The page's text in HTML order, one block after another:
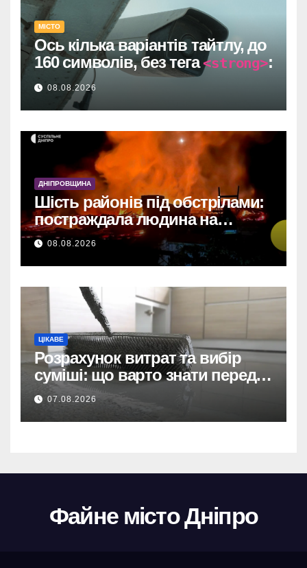
МІСТО
Ось кілька варіантів тайтлу, до
160 символів, без тега<strong>:
Один прямий договір на 735
тисяч у Дніпрі: супровід
провалу торгів.
У Дніпрі: 735 тисяч за прямим
договором на
відеоспостереження після
зірваних торгів.
Дніпро: 735 тис. на
відеоспостереження за
невдалих торгів.
08.08.2026
ДНІПРОВЩИНА
Шість районів під обстрілами:
постраждала людина на
Дніпропетровщині
08.08.2026
ЦІКАВЕ
Розрахунок витрат та вибір
суміші: що варто знати перед
тим, як купити наливну підлогу
07.08.2026
Файне місто Дніпро